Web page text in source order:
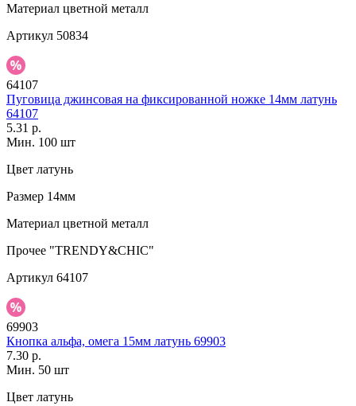
Материал цветной металл
Артикул 50834
64107
Пуговица джинсовая на фиксированной ножке 14мм латунь
64107
5.31 р.
Мин. 100 шт
Цвет латунь
Размер 14мм
Материал цветной металл
Прочее "TRENDY&CHIC"
Артикул 64107
69903
Кнопка альфа, омега 15мм латунь 69903
7.30 р.
Мин. 50 шт
Цвет латунь